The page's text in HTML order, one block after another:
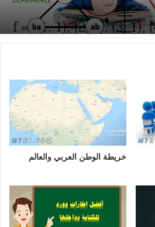
خريطة الوطن العربي والعالم